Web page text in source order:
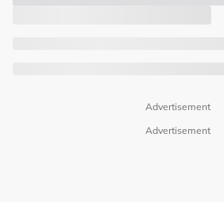
Advertisement
Advertisement